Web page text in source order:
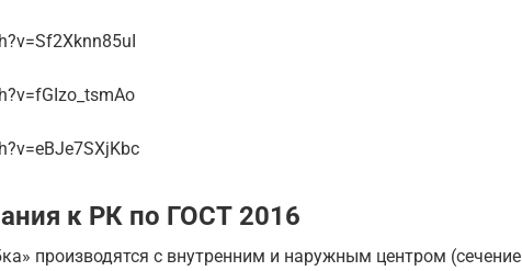
к РК по ГОСТ 2016
производятся с внутренним и наружным центром (сечение